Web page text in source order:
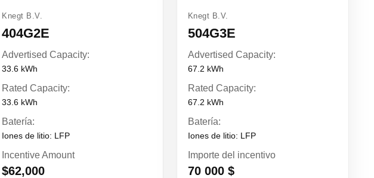
Knegt B.V.
404G2E
Advertised Capacity:
33.6 kWh
Rated Capacity:
33.6 kWh
Batería:
Iones de litio: LFP
Incentive Amount
$62,000
Knegt B.V.
504G3E
Advertised Capacity:
67.2 kWh
Rated Capacity:
67.2 kWh
Batería:
Iones de litio: LFP
Importe del incentivo
70 000 $